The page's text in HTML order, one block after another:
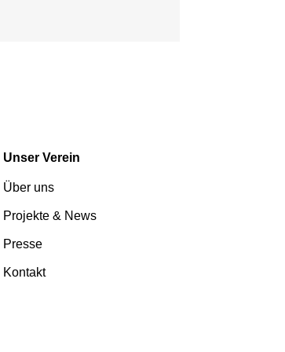
Unser Verein
Über uns
Projekte & News
Presse
Kontakt